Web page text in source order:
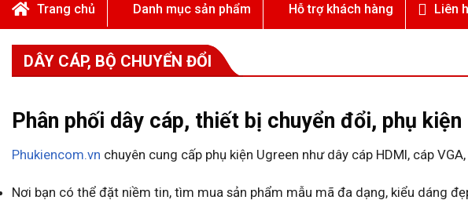
Trang chủ Danh mục sản phẩm Hỗ trợ khách hàng Liên
DÂY CÁP, BỘ CHUYỂN ĐỔI
Phân phối dây cáp, thiết bị chuyển đổi, phụ
Phukiencom.vn chuyên cung cấp phụ kiện Ugreen như dây cáp HDMI, cáp
Nơi bạn có thể đặt niềm tin, tìm mua sản phẩm mẫu mã đa dạng, kiểu dáng